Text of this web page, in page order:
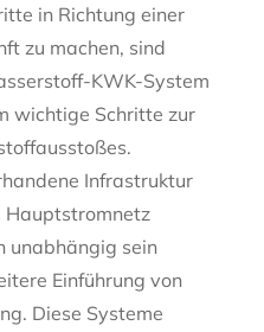
in Richtung einer
zu machen, sind
KWK-System
wichtige Schritte zur
Infrastruktur
Hauptstromnetz
unabhängig sein
Einführung von
Diese Systeme